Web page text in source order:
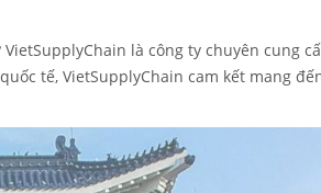
VietSupplyChain là công ty chuyên cung
tế, VietSupplyChain cam kết mang